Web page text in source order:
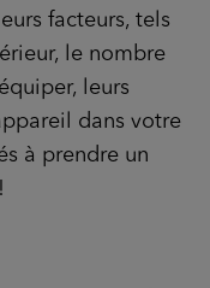
facteurs, tels
le nombre
leurs
dans votre
à prendre un